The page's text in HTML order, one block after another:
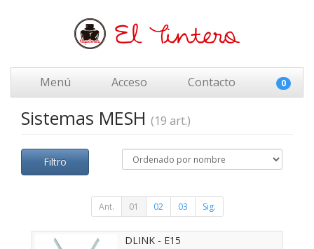
Menú Acceso Contacto 0
Sistemas MESH (19 art.)
Filtro
Ant. 01 02 03 Sig.
DLINK - E15